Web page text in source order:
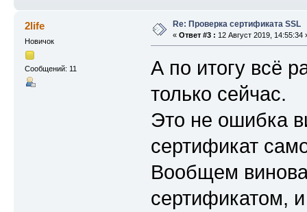
Verify return code: 19 (self
2life
Новичок
Сообщений: 11
Re: Проверка сертификата SSL
« Ответ #3 : 12 Август 2019, 14:55:34
А по итогу всё
только сейчас.
Это не ошибка
сертификат
Вообщем
сертификатом,